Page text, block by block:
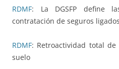
RDMF: La DGSFP define
contratación de seguros
RDMF: Retroactividad total
suelo